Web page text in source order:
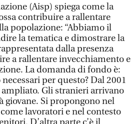
(Aisp) spiega come la
contribuire a rallentare
popolazione: “Abbiamo il
la tematica e dimostrare la
dalla presenza
a rallentare invecchiamento e
La domanda di fondo è:
per questo? Dal 2001
Gli stranieri arrivano
Si propongono nel
lavoratori e nel contesto